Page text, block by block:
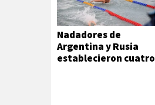
Nadadores de
Argentina y Rusia
establecieron cuatro